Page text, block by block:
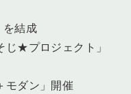
結成
★プロジェクト」
モダン」開催